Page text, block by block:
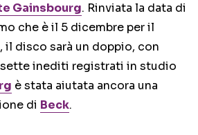
Gainsbourg. Rinviata la data di
che è il 5 dicembre per il
il disco sarà un doppio, con
inediti registrati in studio
è stata aiutata ancora una
di Beck.